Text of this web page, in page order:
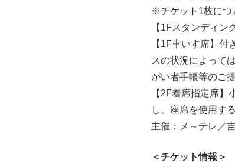
※チケット1枚につ
【1Fスタンディン
【1F車いす席】
スの状況によって
がい者手帳等のご
【2F着席指定席
し、座席を使用す
主催：メ～テレ／
＜チケット情報＞